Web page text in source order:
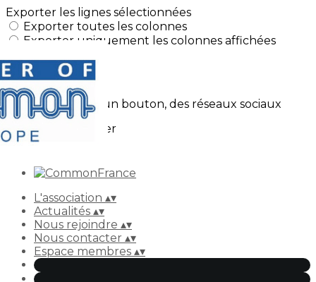
Exporter les lignes sélectionnées
Exporter toutes les colonnes
Exporter uniquement les colonnes affichées
Menu
Ajoutez un logo, un bouton, des réseaux sociaux
Cliquez pour éditer
L'association ▴▾
Actualités ▴▾
Nous rejoindre ▴▾
Nous contacter ▴▾
Espace membres ▴▾